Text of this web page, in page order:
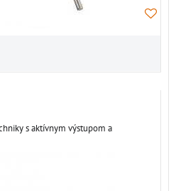
s aktívnym výstupom a